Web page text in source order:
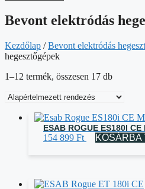
Bevont elektródás
Kezdőlap /Bevont elektródás
hegesztőgépek
1–12 termék, összesen 17 db
ESAB ROGUE ES180I CE
154 899 Ft KOSÁRBA